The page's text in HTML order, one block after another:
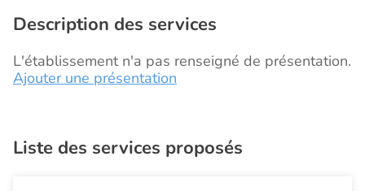
Description des services
L'établissement n'a pas renseigné de présentation.
Ajouter une présentation
Liste des services proposés